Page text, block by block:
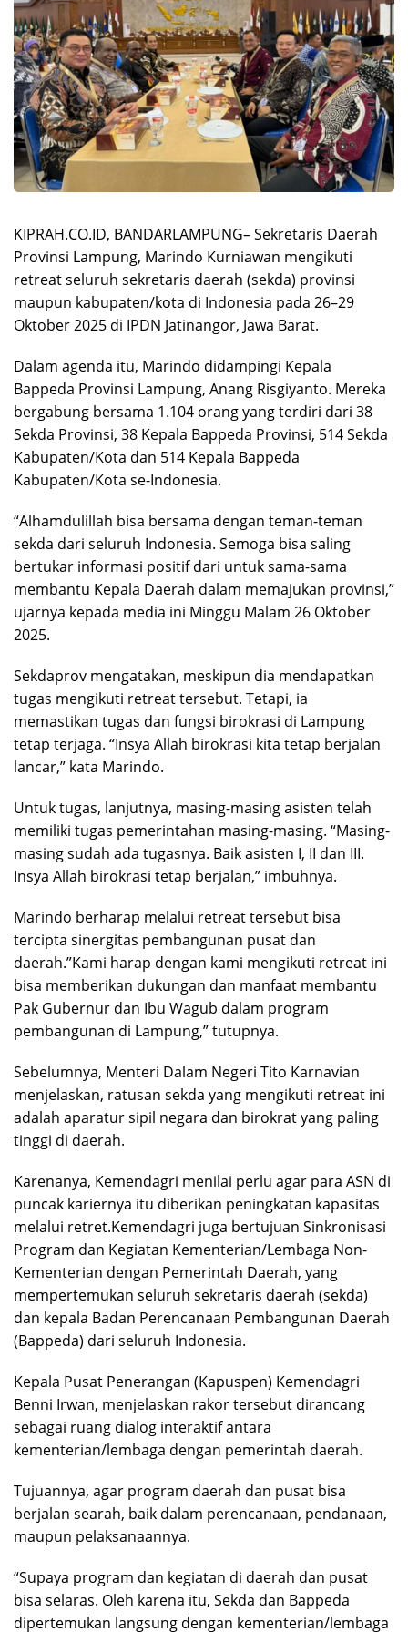
KIPRAH.CO.ID, BANDARLAMPUNG– Sekretaris Daerah
Provinsi Lampung, Marindo Kurniawan mengikuti
retreat seluruh sekretaris daerah (sekda) provinsi
maupun kabupaten/kota di Indonesia pada 26–29
Oktober 2025 di IPDN Jatinangor, Jawa Barat.
Dalam agenda itu, Marindo didampingi Kepala
Bappeda Provinsi Lampung, Anang Risgiyanto. Mereka
bergabung bersama 1.104 orang yang terdiri dari 38
Sekda Provinsi, 38 Kepala Bappeda Provinsi, 514 Sekda
Kabupaten/Kota dan 514 Kepala Bappeda
Kabupaten/Kota se-Indonesia.
“Alhamdulillah bisa bersama dengan teman-teman
sekda dari seluruh Indonesia. Semoga bisa saling
bertukar informasi positif dari untuk sama-sama
membantu Kepala Daerah dalam memajukan provinsi,”
ujarnya kepada media ini Minggu Malam 26 Oktober
2025.
Sekdaprov mengatakan, meskipun dia mendapatkan
tugas mengikuti retreat tersebut. Tetapi, ia
memastikan tugas dan fungsi birokrasi di Lampung
tetap terjaga. “Insya Allah birokrasi kita tetap berjalan
lancar,” kata Marindo.
Untuk tugas, lanjutnya, masing-masing asisten telah
memiliki tugas pemerintahan masing-masing. “Masing-
masing sudah ada tugasnya. Baik asisten I, II dan III.
Insya Allah birokrasi tetap berjalan,” imbuhnya.
Marindo berharap melalui retreat tersebut bisa
tercipta sinergitas pembangunan pusat dan
daerah.”Kami harap dengan kami mengikuti retreat ini
bisa memberikan dukungan dan manfaat membantu
Pak Gubernur dan Ibu Wagub dalam program
pembangunan di Lampung,” tutupnya.
Sebelumnya, Menteri Dalam Negeri Tito Karnavian
menjelaskan, ratusan sekda yang mengikuti retreat ini
adalah aparatur sipil negara dan birokrat yang paling
tinggi di daerah.
Karenanya, Kemendagri menilai perlu agar para ASN di
puncak kariernya itu diberikan peningkatan kapasitas
melalui retret.Kemendagri juga bertujuan Sinkronisasi
Program dan Kegiatan Kementerian/Lembaga Non-
Kementerian dengan Pemerintah Daerah, yang
mempertemukan seluruh sekretaris daerah (sekda)
dan kepala Badan Perencanaan Pembangunan Daerah
(Bappeda) dari seluruh Indonesia.
Kepala Pusat Penerangan (Kapuspen) Kemendagri
Benni Irwan, menjelaskan rakor tersebut dirancang
sebagai ruang dialog interaktif antara
kementerian/lembaga dengan pemerintah daerah.
Tujuannya, agar program daerah dan pusat bisa
berjalan searah, baik dalam perencanaan, pendanaan,
maupun pelaksanaannya.
“Supaya program dan kegiatan di daerah dan pusat
bisa selaras. Oleh karena itu, Sekda dan Bappeda
dipertemukan langsung dengan kementerian/lembaga